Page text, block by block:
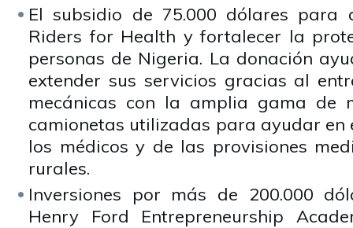
El subsidio de 75.000 dólares para
Riders for Health y fortalecer la
personas de Nigeria. La donación
extender sus servicios gracias al
mecánicas con la amplia gama de
camionetas utilizadas para ayudar en
los médicos y de las provisiones
rurales.
Inversiones por más de 200.000
Henry Ford Entrepreneurship